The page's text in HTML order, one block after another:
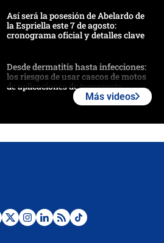
Así será la posesión de Abelardo de
la Espriella este 7 de agosto:
cronograma oficial y detalles clave
Desde dermatitis hasta infecciones:
los riesgos de usar cascos de motos
de aplicaciones de transporte
Posesión de Abelardo De La Espriella
Más videos